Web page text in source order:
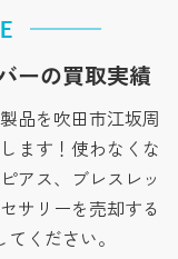
ーの買取実績
品を吹田市江坂周
ます！使わなくな
アス、ブレスレッ
サリーを売却する
ください。